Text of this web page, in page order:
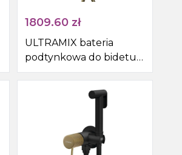
1809.60 zł
ULTRAMIX bateria
podtynkowa do bidetu z
prysznicem Stop,